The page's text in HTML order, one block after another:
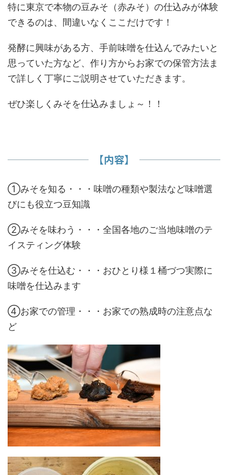
特に東京で本物の豆みそ（赤みそ）の仕込みが体験
できるのは、間違いなくここだけです！
発酵に興味がある方、手前味噌を仕込んでみたいと
思っていた方など、作り方からお家での保管方法ま
で詳しく丁寧にご説明させていただきます。
ぜひ楽しくみそを仕込みましょ～！！
【内容】
①みそを知る・・・味噌の種類や製法など味噌選
びにも役立つ豆知識
②みそを味わう・・・全国各地のご当地味噌のテ
イスティング体験
③みそを仕込む・・・おひとり様１桶づつ実際に
味噌を仕込みます
④お家での管理・・・お家での熟成時の注意点な
ど